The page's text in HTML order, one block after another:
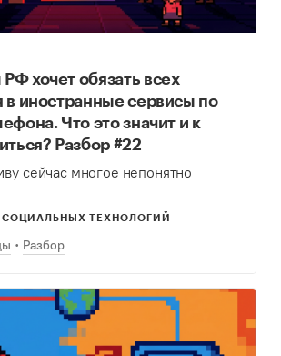
хочет обязать всех
в иностранные сервисы по
Что это значит и к
Разбор #22
сейчас многое непонятно
СОЦИАЛЬНЫХ ТЕХНОЛОГИЙ
Разбор